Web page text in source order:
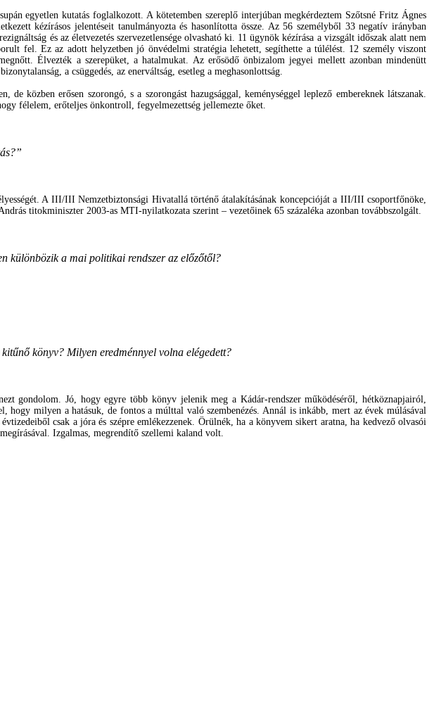
egyetlen kutatás foglalkozott. A kötetemben szereplő interjúban megkérdeztem Szőtsné Fritz Ágnes
kézírásos jelentéseit tanulmányozta és hasonlította össze. Az 56 személyből 33 negatív irányban
és az életvezetés szervezetlensége olvasható ki. 11 ügynök kézírása a vizsgált időszak alatt nem
fel. Ez az adott helyzetben jó önvédelmi stratégia lehetett, segíthette a túlélést. 12 személy viszont
Élvezték a szerepüket, a hatalmukat. Az erősödő önbizalom jegyei mellett azonban mindenütt
a csüggedés, az enerváltság, esetleg a meghasonlottság.
erősen szorongó, s a szorongást hazugsággal, keménységgel leplező embereknek látszanak.
félelem, erőteljes önkontroll, fegyelmezettség jellemezte őket.
A III/III Nemzetbiztonsági Hivatallá történő átalakításának koncepcióját a III/III csoportfőnöke,
titokminiszter 2003-as MTI-nyilatkozata szerint – vezetőinek 65 százaléka azonban továbbszolgált.
különbözik a mai politikai rendszer az előzőtől?
könyv? Milyen eredménnyel volna elégedett?
gondolom. Jó, hogy egyre több könyv jelenik meg a Kádár-rendszer működéséről, hétköznapjairól,
hogy milyen a hatásuk, de fontos a múlttal való szembenézés. Annál isinkább, mert az évek múlásával
csak a jóra és szépre emlékezzenek. Örülnék, ha a könyvem sikert aratna, ha kedvező olvasói
Izgalmas, megrendítő szellemi kaland volt.